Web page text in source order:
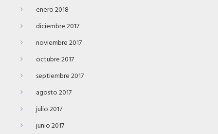
enero 2018
diciembre 2017
noviembre 2017
octubre 2017
septiembre 2017
agosto 2017
julio 2017
junio 2017